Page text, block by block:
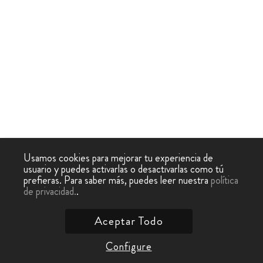
Usamos cookies para mejorar tu experiencia de
usuario y puedes activarlas o desactivarlas como tú
prefieras. Para saber más, puedes leer nuestrapolítica
de privacidad..
Configure
Aceptar Todo